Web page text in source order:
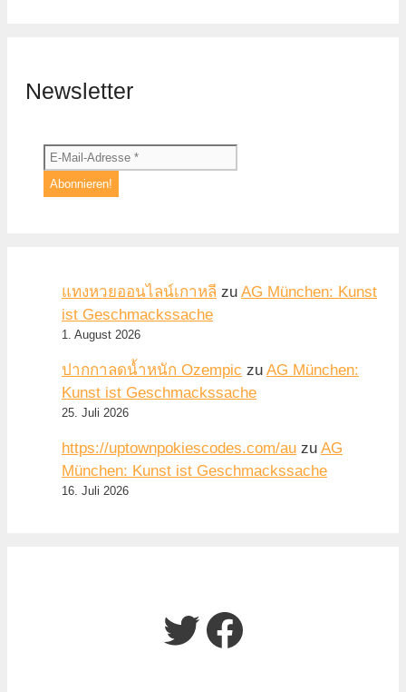
Newsletter
แทงหวยออนไลน์เกาหลี zu AG München: Kunst
ist Geschmackssache
1. August 2026
ปากกาลดน้ำหนัก Ozempic zu AG München:
Kunst ist Geschmackssache
25. Juli 2026
https://uptownpokiescodes.com/au zu AG
München: Kunst ist Geschmackssache
16. Juli 2026
Twitter
Facebook